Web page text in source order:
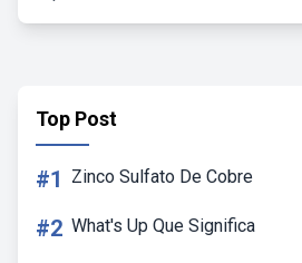
Top Post
#1 Zinco Sulfato De Cobre
#2 What's Up Que Significa